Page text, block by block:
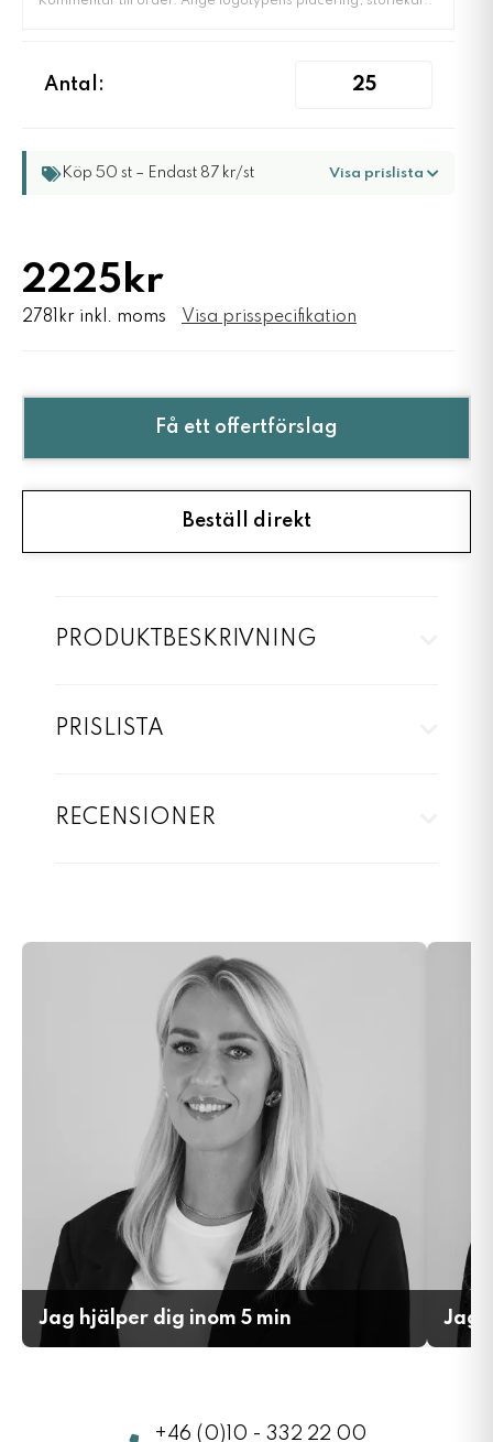
Antal:
Köp 50 st – Endast 87 kr/st Visa prislista
2225kr
2781kr inkl. moms Visa prisspecifikation
Få ett offertförslag
Beställ direkt
PRODUKTBESKRIVNING
PRISLISTA
RECENSIONER
Jag hjälper dig inom 5 min Jag
+46 (0)10 - 332 22 00